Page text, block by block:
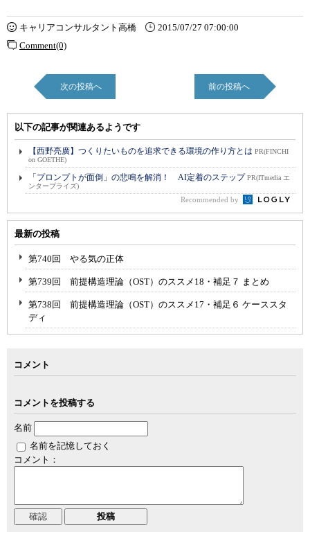
キャリアコンサルタント高橋
2015/07/27 07:00:00
Comment(0)
次の投稿へ 前の投稿へ
以下の記事が関連あるようです
【西野亮廣】つくりたいものを追求できる環境の作り方とは PR(FINCHI
on GOETHE)
「プロンプトが面倒」の悲鳴を解消！ AI定着のステップPR(ITmedia エ
ンタープライズ)
Recommended by
最新の投稿
第740回 やる気の正体
第739回 前提構造理論（OST）のススメ18・補足７ まとめ
第738回 前提構造理論（OST）のススメ17・補足６ ケーススタ
ディ
コメント
コメントを投稿する
名前
名前を記憶しておく
コメント：